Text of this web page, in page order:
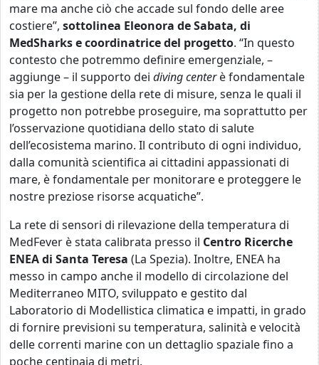
mare ma anche ciò che accade sul fondo delle aree
costiere”, sottolinea Eleonora de Sabata, di
MedSharks e coordinatrice del progetto. “In questo
contesto che potremmo definire emergenziale, –
aggiunge – il supporto dei diving center è fondamentale
sia per la gestione della rete di misure, senza le quali il
progetto non potrebbe proseguire, ma soprattutto per
l’osservazione quotidiana dello stato di salute
dell’ecosistema marino. Il contributo di ogni individuo,
dalla comunità scientifica ai cittadini appassionati di
mare, è fondamentale per monitorare e proteggere le
nostre preziose risorse acquatiche”.
La rete di sensori di rilevazione della temperatura di
MedFever è stata calibrata presso il Centro Ricerche
ENEA di Santa Teresa (La Spezia). Inoltre, ENEA ha
messo in campo anche il modello di circolazione del
Mediterraneo MITO, sviluppato e gestito dal
Laboratorio di Modellistica climatica e impatti, in grado
di fornire previsioni su temperatura, salinità e velocità
delle correnti marine con un dettaglio spaziale fino a
poche centinaia di metri.